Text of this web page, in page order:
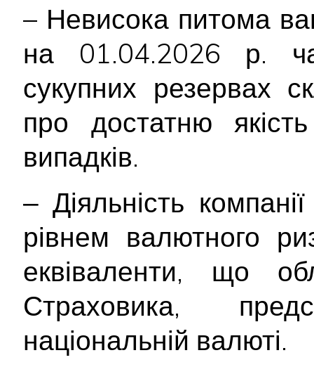
– Невисока питома
на 01.04.2026 р.
сукупних резервах
про достатню
випадків.
‒ Діяльність
рівнем валютного
еквіваленти, що
Страховика,
національній валюті.